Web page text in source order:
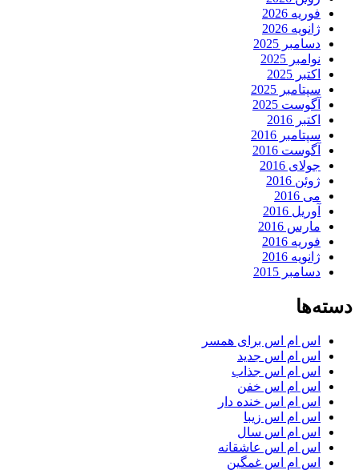
فوریه 2026
ژانویه 2026
دسامبر 2025
نوامبر 2025
اکتبر 2025
سپتامبر 2025
آگوست 2025
اکتبر 2016
سپتامبر 2016
آگوست 2016
جولای 2016
ژوئن 2016
می 2016
آوریل 2016
مارس 2016
فوریه 2016
ژانویه 2016
دسامبر 2015
دسته‌ها
اس ام اس برای همسر
اس ام اس جدید
اس ام اس جذاب
اس ام اس خفن
اس ام اس خنده دار
اس ام اس زیبا
اس ام اس سال
اس ام اس عاشقانه
اس ام اس غمگین